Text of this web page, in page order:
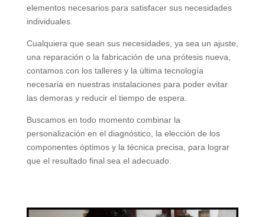
elementos necesarios para satisfacer sus necesidades
individuales.
Cualquiera que sean sus necesidades, ya sea un ajuste,
una reparación o la fabricación de una prótesis nueva,
contamos con los talleres y la última tecnología
necesaria en nuestras instalaciones para poder evitar
las demoras y reducir el tiempo de espera.
Buscamos en todo momento combinar la
personalización en el diagnóstico, la elección de los
componentes óptimos y la técnica precisa, para lograr
que el resultado final sea el adecuado.